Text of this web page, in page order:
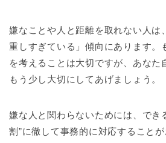
嫌なことや人と距離を取れない人は
重しすぎている」傾向にあります。
を考えることは大切ですが、あなた
もう少し大切にしてあげましょう。
嫌な人と関わらないためには、でき
割”に徹して事務的に対応すること